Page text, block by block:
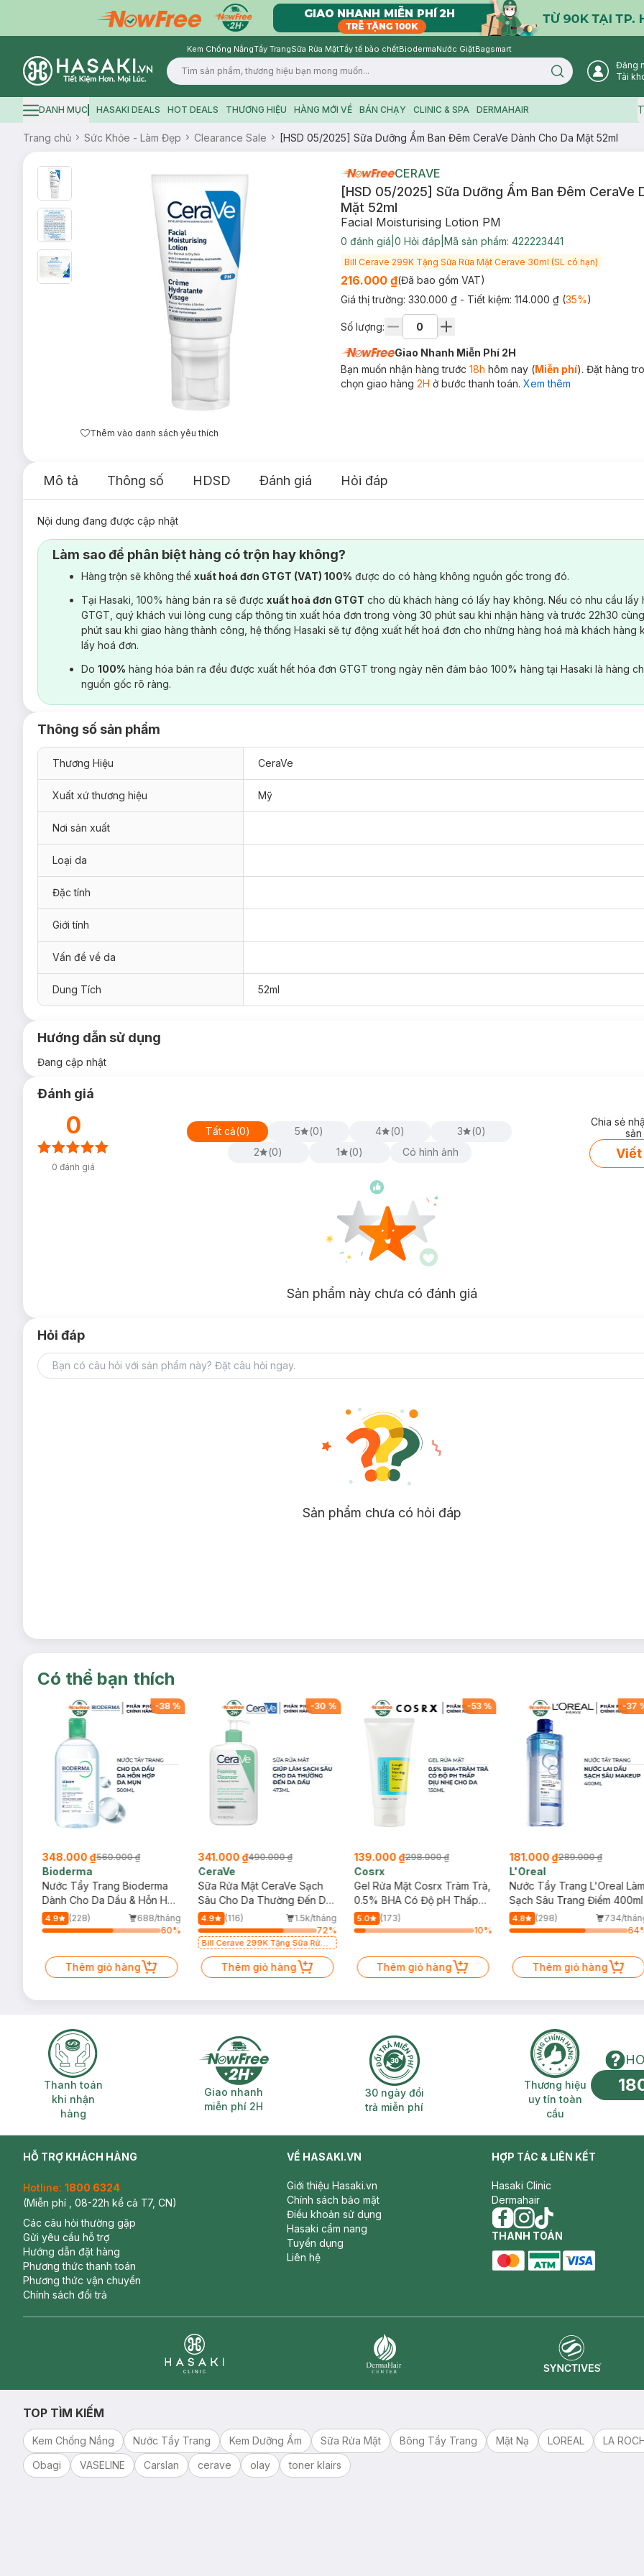
Kem Chống NắngTẩy TrangSữa Rửa MặtTẩy tế bào chếtBiodermaNước GiặtBagsmart
Logo
Search icon
Đăng
Tài
Hamburger icon
DANH MỤC HASAKI DEALS HOT DEALS THƯƠNG HIỆU HÀNG MỚI VỀ BÁN CHẠY CLINIC & SPA DERMAHAIR
Trang chủ Sức Khỏe - Làm Đẹp Clearance Sale [HSD 05/2025] Sữa Dưỡng Ẩm Ban Đêm CeraVe Dành Cho Da Mặt 52ml
Thêm vào danh sách yêu thích
CERAVE
[HSD 05/2025] Sữa Dưỡng Ẩm Ban Đêm CeraVe
Mặt 52ml
Facial Moisturising Lotion PM
0 đánh giá 0 Hỏi đáp Mã sản phẩm: 422223441
Bill Cerave 299K Tặng Sữa Rửa Mặt Cerave 30ml (SL có hạn)
216.000 ₫(Đã bao gồm VAT)
Giá thị trường: 330.000 ₫ - Tiết kiệm: 114.000 ₫(35%)
Số lượng:
Giao Nhanh Miễn Phí 2H
Bạn muốn nhận hàng trước 18h hôm nay (Miễn phí). Đặt hàng
chọn giao hàng 2H ở bước thanh toán. Xem thêm
Mô tả Thông số HDSD Đánh giá Hỏi đáp
Nội dung đang được cập nhật
Làm sao để phân biệt hàng có trộn hay không?
Hàng trộn sẽ không thể xuất hoá đơn GTGT (VAT) 100% được do có hàng không nguồn gốc trong đó.
Tại Hasaki, 100% hàng bán ra sẽ được xuất hoá đơn GTGT cho dù khách hàng có lấy hay không. Nếu có nhu cầu lấy
GTGT, quý khách vui lòng cung cấp thông tin xuất hóa đơn trong vòng 30 phút sau khi nhận hàng và trước 22h30
phút sau khi giao hàng thành công, hệ thống Hasaki sẽ tự động xuất hết hoá đơn cho những hàng hoá mà khách hàng
lấy hoá đơn.
Do 100% hàng hóa bán ra đều được xuất hết hóa đơn GTGT trong ngày nên đảm bảo 100% hàng tại Hasaki là hàng
nguồn gốc rõ ràng.
Thông số sản phẩm
Thương Hiệu CeraVe
Xuất xứ thương hiệu Mỹ
Nơi sản xuất
Loại da
Đặc tính
Giới tính
Vấn đề về da
Dung Tích 52ml
Hướng dẫn sử dụng
Đang cập nhật
Đánh giá
0
0 đánh giá
Tất cả(0) 5 (0) 4 (0) 3 (0)
2
(0) 1 (0) Có hình ảnh
Chia sẻ
Viết
Sản phẩm này chưa có đánh giá
Hỏi đáp
Sản phẩm chưa có hỏi đáp
Có thể bạn thích
-38%
348.000 ₫560.000 ₫
Bioderma
Nước Tẩy Trang Bioderma
Dành Cho Da Dầu & Hỗn Hợp
500ml
4.9 (228)
688/tháng
60%
Thêm giỏ hàng
-30 %
341.000 ₫490.000 ₫
CeraVe
Sữa Rửa Mặt CeraVe Sạch
Sâu Cho Da Thường Đến Da
Dầu 473ml
4.9 (116)
1.5k/tháng
72%
Bill Cerave 299K Tặng Sữa Rửa
Thêm giỏ hàng
-53%
139.000 ₫298.000 ₫
Cosrx
Gel Rửa Mặt Cosrx Tràm Trà,
0.5% BHA Có Độ pH Thấp
150ml
5.0
(173)
10%
Thêm giỏ hàng
-37
181.000 ₫289.000 ₫
L'Oreal
Nước Tẩy Trang L'Oreal Làm
Sạch Sâu Trang Điểm 400ml
4.8 (298)
734/
64
Thêm giỏ hàng
Thanh toán khi nhận hàng
Thanh toán
khi nhận
hàng
Giao nhanh miễn phí 2H
Giao nhanh
miễn phí 2H
30 ngày đổi trả miễn phí
30 ngày đổi
trả miễn phí
Thương hiệu uy
Thương hiệu
uy tín toàn
cầu
HỖ TRỢ KHÁCH HÀNG
Hotline: 1800 6324
(Miễn phí , 08-22h kể cả T7, CN)
Các câu hỏi thường gặp
Gửi yêu cầu hỗ trợ
Hướng dẫn đặt hàng
Phương thức thanh toán
Phương thức vận chuyển
Chính sách đổi trả
VỀ HASAKI.VN
Giới thiệu Hasaki.vn
Chính sách bảo mật
Điều khoản sử dụng
Hasaki cẩm nang
Tuyển dụng
Liên hệ
HỢP TÁC & LIÊN KẾT
Hasaki Clinic
Dermahair
facebook
instagram
tiktok
THANH TOÁN
TOP TÌM KIẾM
Kem Chống Nắng Nước Tẩy Trang Kem Dưỡng Ẩm Sữa Rửa Mặt Bông Tẩy Trang Mặt Nạ LOREAL LA
Obagi
VASELINE Carslan cerave olay toner klairs